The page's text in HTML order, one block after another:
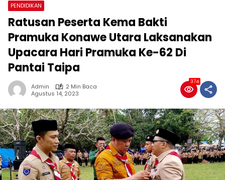
PENDIDIKAN
Ratusan Peserta Kema Bakti
Pramuka Konawe Utara Laksanakan
Upacara Hari Pramuka Ke-62 Di
Pantai Taipa
Admin
2 Min Baca
Agustus 14, 2023
374